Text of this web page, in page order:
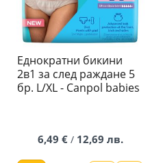
Еднократни бикини
2в1 за след раждане 5
бр. L/XL - Canpol babies
6,49 €/ 12,69 лв.